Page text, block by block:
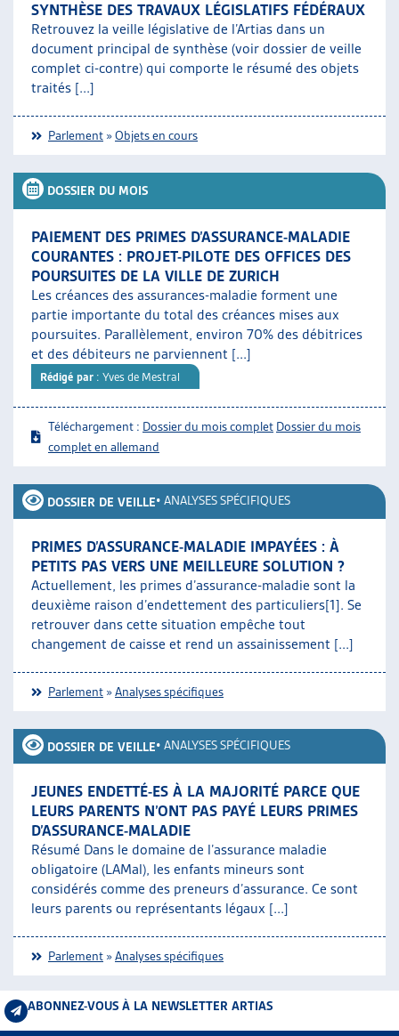
SYNTHÈSE DES TRAVAUX LÉGISLATIFS FÉDÉRAUX
Retrouvez la veille législative de l’Artias dans un
document principal de synthèse (voir dossier de veille
complet ci-contre) qui comporte le résumé des objets
traités [...]
Parlement »Objets en cours
DOSSIER DU MOIS
PAIEMENT DES PRIMES D’ASSURANCE-MALADIE
COURANTES : PROJET-PILOTE DES OFFICES DES
POURSUITES DE LA VILLE DE ZURICH
Les créances des assurances-maladie forment une
partie importante du total des créances mises aux
poursuites. Parallèlement, environ 70% des débitrices
et des débiteurs ne parviennent [...]
Rédigé par : Yves de Mestral
Téléchargement : Dossier du mois complet Dossier du mois
complet en allemand
DOSSIER DE VEILLE• ANALYSES SPÉCIFIQUES
PRIMES D’ASSURANCE-MALADIE IMPAYÉES : À
PETITS PAS VERS UNE MEILLEURE SOLUTION ?
Actuellement, les primes d’assurance-maladie sont la
deuxième raison d’endettement des particuliers[1]. Se
retrouver dans cette situation empêche tout
changement de caisse et rend un assainissement [...]
Parlement »Analyses spécifiques
DOSSIER DE VEILLE• ANALYSES SPÉCIFIQUES
JEUNES ENDETTÉ-ES À LA MAJORITÉ PARCE QUE
LEURS PARENTS N’ONT PAS PAYÉ LEURS PRIMES
D’ASSURANCE-MALADIE
Résumé Dans le domaine de l’assurance maladie
obligatoire (LAMal), les enfants mineurs sont
considérés comme des preneurs d’assurance. Ce sont
leurs parents ou représentants légaux [...]
Parlement »Analyses spécifiques
ABONNEZ-VOUS À LA NEWSLETTER ARTIAS